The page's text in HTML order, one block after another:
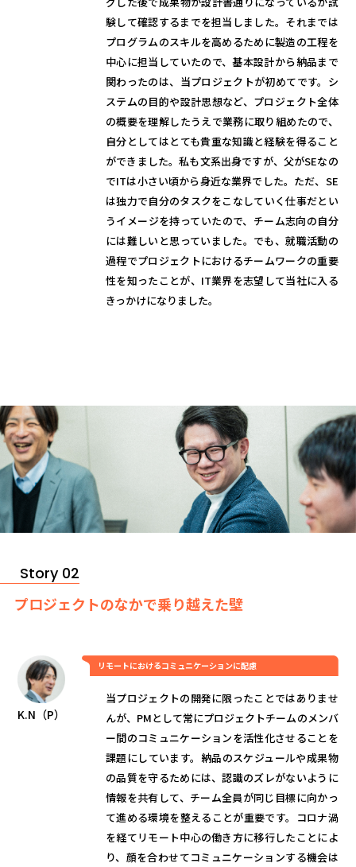
験して確認するまでを担当しました。それまでは
プログラムのスキルを高めるために製造の工程を
中心に担当していたので、基本設計から納品まで
関わったのは、当プロジェクトが初めてです。シ
ステムの目的や設計思想など、プロジェクト全体
の概要を理解したうえで業務に取り組めたので、
自分としてはとても貴重な知識と経験を得ること
ができました。私も文系出身ですが、父がSEなの
でITは小さい頃から身近な業界でした。ただ、SE
は独力で自分のタスクをこなしていく仕事だとい
うイメージを持っていたので、チーム志向の自分
には難しいと思っていました。でも、就職活動の
過程でプロジェクトにおけるチームワークの重要
性を知ったことが、IT業界を志望して当社に入る
きっかけになりました。
Story 02
プロジェクトのなかで乗り越えた壁
K.N（P）
リモートにおけるコミュニケーションに配慮
当プロジェクトの開発に限ったことではありませ
んが、PMとして常にプロジェクトチームのメンバ
ー間のコミュニケーションを活性化させることを
課題にしています。納品のスケジュールや成果物
の品質を守るためには、認識のズレがないように
情報を共有して、チーム全員が同じ目標に向かっ
て進める環境を整えることが重要です。コロナ渦
を経てリモート中心の働き方に移行したことによ
り、顔を合わせてコミュニケーションする機会は